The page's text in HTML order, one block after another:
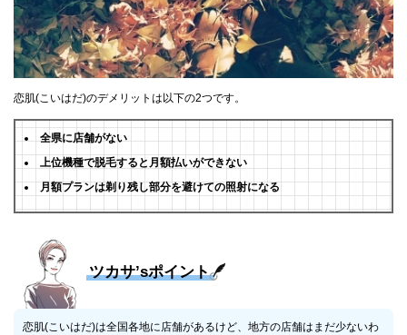
恋肌(こいはだ)のデメリットは以下の2つです。
全県に店舗がない
上位機種で脱毛すると月額払いができない
月額プランは剃り残し部分を避けての照射になる
ツカサ’sポイント
恋肌(こいはだ)は全国各地に店舗があるけど、地方の店舗はまだ少ないわ